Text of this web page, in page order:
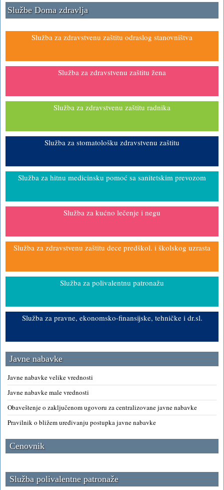
Službe Doma zdravlja
Služba za zdravstvenu zaštitu odraslog stanovništva
Služba za zdravstvenu zaštitu žena
Služba za zdravstvenu zaštitu radnika
Služba za stomatološku zdravstvenu zaštitu
Služba za hitnu medicinsku pomoć sa sanitetskim prevozom
Služba za kućno lečenje i negu
Služba za zdravstvenu zaštitu dece predškol. i školskog uzrasta
Služba za polivalentnu patronažu
Služba za pravne, ekonomsko-finansijske, tehničke i dr.sl.
Javne nabavke
Javne nabavke velike vrednosti
Javne nabavke male vrednosti
Obaveštenje o zaključenom ugovoru za centralizovane javne nabavke
Pravilnik o bližem uređivanju postupka javne nabavke
Cenovnik
Služba polivalentne patronaže